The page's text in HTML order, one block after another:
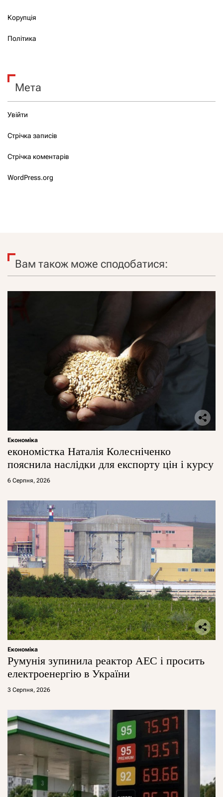
Корупція
Політика
Мета
Увійти
Стрічка записів
Стрічка коментарів
WordPress.org
Вам також може сподобатися:
Економіка
економістка Наталія Колесніченко
пояснила наслідки для експорту цін і курсу
6 Серпня, 2026
Економіка
Румунія зупинила реактор АЕС і просить
електроенергію в України
3 Серпня, 2026